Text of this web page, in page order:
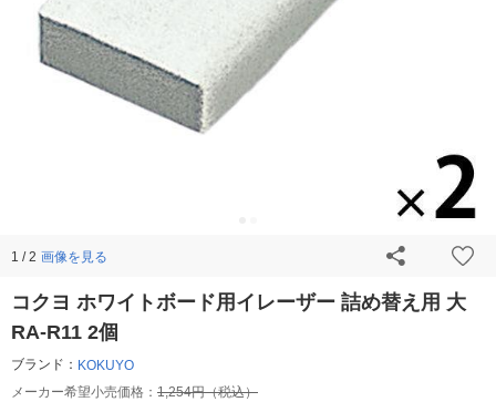
1 / 2 画像を見る
コクヨ ホワイトボード用イレーザー 詰め替え用 大
RA-R11 2個
ブランド： KOKUYO
メーカー希望小売価格： 1,254円（税込）